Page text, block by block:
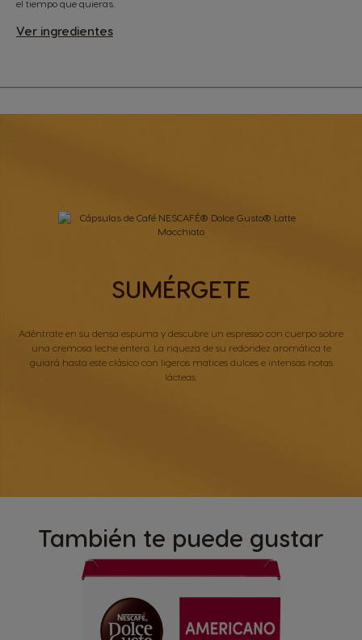
el tiempo que quieras.
Ver ingredientes
SUMÉRGETE
Adéntrate en su densa espuma y descubre un espresso con cuerpo sobre
una cremosa leche entera. La riqueza de su redondez aromática te
guiará hasta este clásico con ligeros matices dulces e intensas notas
lácteas.
También te puede gustar